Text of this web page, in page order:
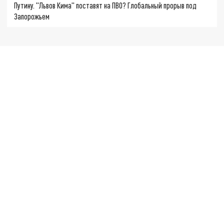
Путину. "Львов Кима" поставят на ПВО? Глобальный прорыв под
Запорожьем